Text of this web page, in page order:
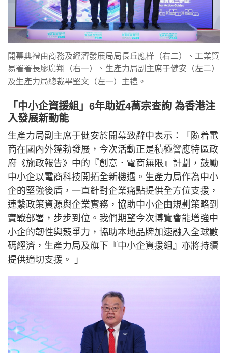
開幕典禮由商務及經濟發展局局長丘應樺（右二）、工業貿
易署署長廖廣翔（右一）、生產力局副主席于健安（左二）
及生產力局總裁畢堅文（左一）主禮。
「中小企資援組」6年助近4萬宗查詢 為香港注
入發展新動能
生產力局副主席于健安於開幕致辭中表示：「隨着電
商在國內外蓬勃發展，今次活動正是積極響應特區政
府《施政報告》中的『創意．電商無限』計劃，鼓勵
中小企以電商科技開拓全新機遇。生產力局作為中小
企的堅強後盾，一直針對企業痛點提供全方位支援，
連繫政策資源與企業實務，協助中小企由規劃策略到
實戰部署，步步到位。我們期望今次博覽會能增強中
小企的韌性與競爭力，協助本地品牌加速融入全球數
碼經濟，生產力局及旗下『中小企資援組』亦將持續
提供適切支援。 」